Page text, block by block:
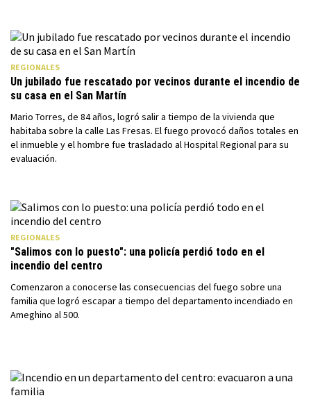
REGIONALES
Un jubilado fue rescatado por vecinos durante el incendio de
su casa en el San Martín
Mario Torres, de 84 años, logró salir a tiempo de la vivienda que
habitaba sobre la calle Las Fresas. El fuego provocó daños totales en
el inmueble y el hombre fue trasladado al Hospital Regional para su
evaluación.
REGIONALES
"Salimos con lo puesto": una policía perdió todo en el
incendio del centro
Comenzaron a conocerse las consecuencias del fuego sobre una
familia que logró escapar a tiempo del departamento incendiado en
Ameghino al 500.